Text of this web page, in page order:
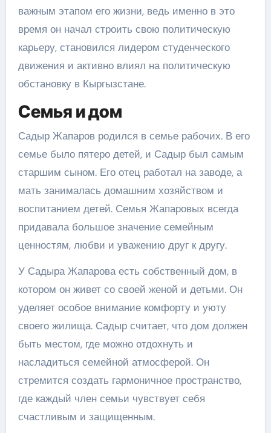
важным этапом его жизни, ведь именно в это
время он начал строить свою политическую
карьеру, становился лидером студенческого
движения и активно влиял на политическую
обстановку в Кыргызстане.
Семья и дом
Садыр Жапаров родился в семье рабочих. В его
семье было пятеро детей, и Садыр был самым
старшим сыном. Его отец работал на заводе, а
мать занималась домашним хозяйством и
воспитанием детей. Семья Жапаровых всегда
придавала большое значение семейным
ценностям, любви и уважению друг к другу.
У Садыра Жапарова есть собственный дом, в
котором он живет со своей женой и детьми. Он
уделяет особое внимание комфорту и уюту
своего жилища. Садыр считает, что дом должен
быть местом, где можно отдохнуть и
насладиться семейной атмосферой. Он
стремится создать гармоничное пространство,
где каждый член семьи чувствует себя
счастливым и защищенным.